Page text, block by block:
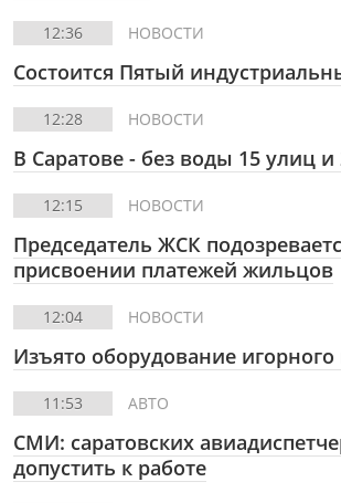
12:36 НОВОСТИ
Состоится Пятый
12:28 НОВОСТИ
В Саратове - без воды 15 улиц и
12:15 НОВОСТИ
Председатель ЖСК
присвоении платежей жильцов
12:04 НОВОСТИ
Изъято оборудование игорного
11:53 АВТО
СМИ: саратовских
допустить к работе